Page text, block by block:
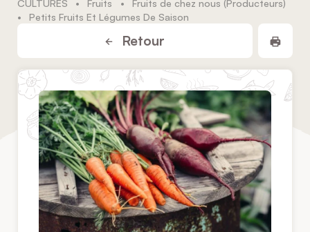
CULTURES
• Fruits •
Fruits de chez nous (Producteurs)
•
Petits Fruits Et Légumes De Saison
Retour